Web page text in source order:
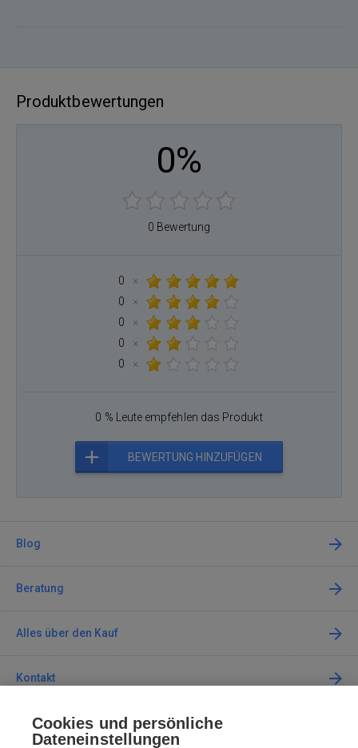
Produktbewertungen
0%
0 Bewertung
0
×
0
×
0
×
0
×
0
×
0 % Leute empfehlen das Produkt
BEWERTUNG HINZUFÜGEN
Blog
Beratung
Alles über den Kauf
Kontakt
Kontaktieren Sie uns
Cookies und persönliche
Dateneinstellungen